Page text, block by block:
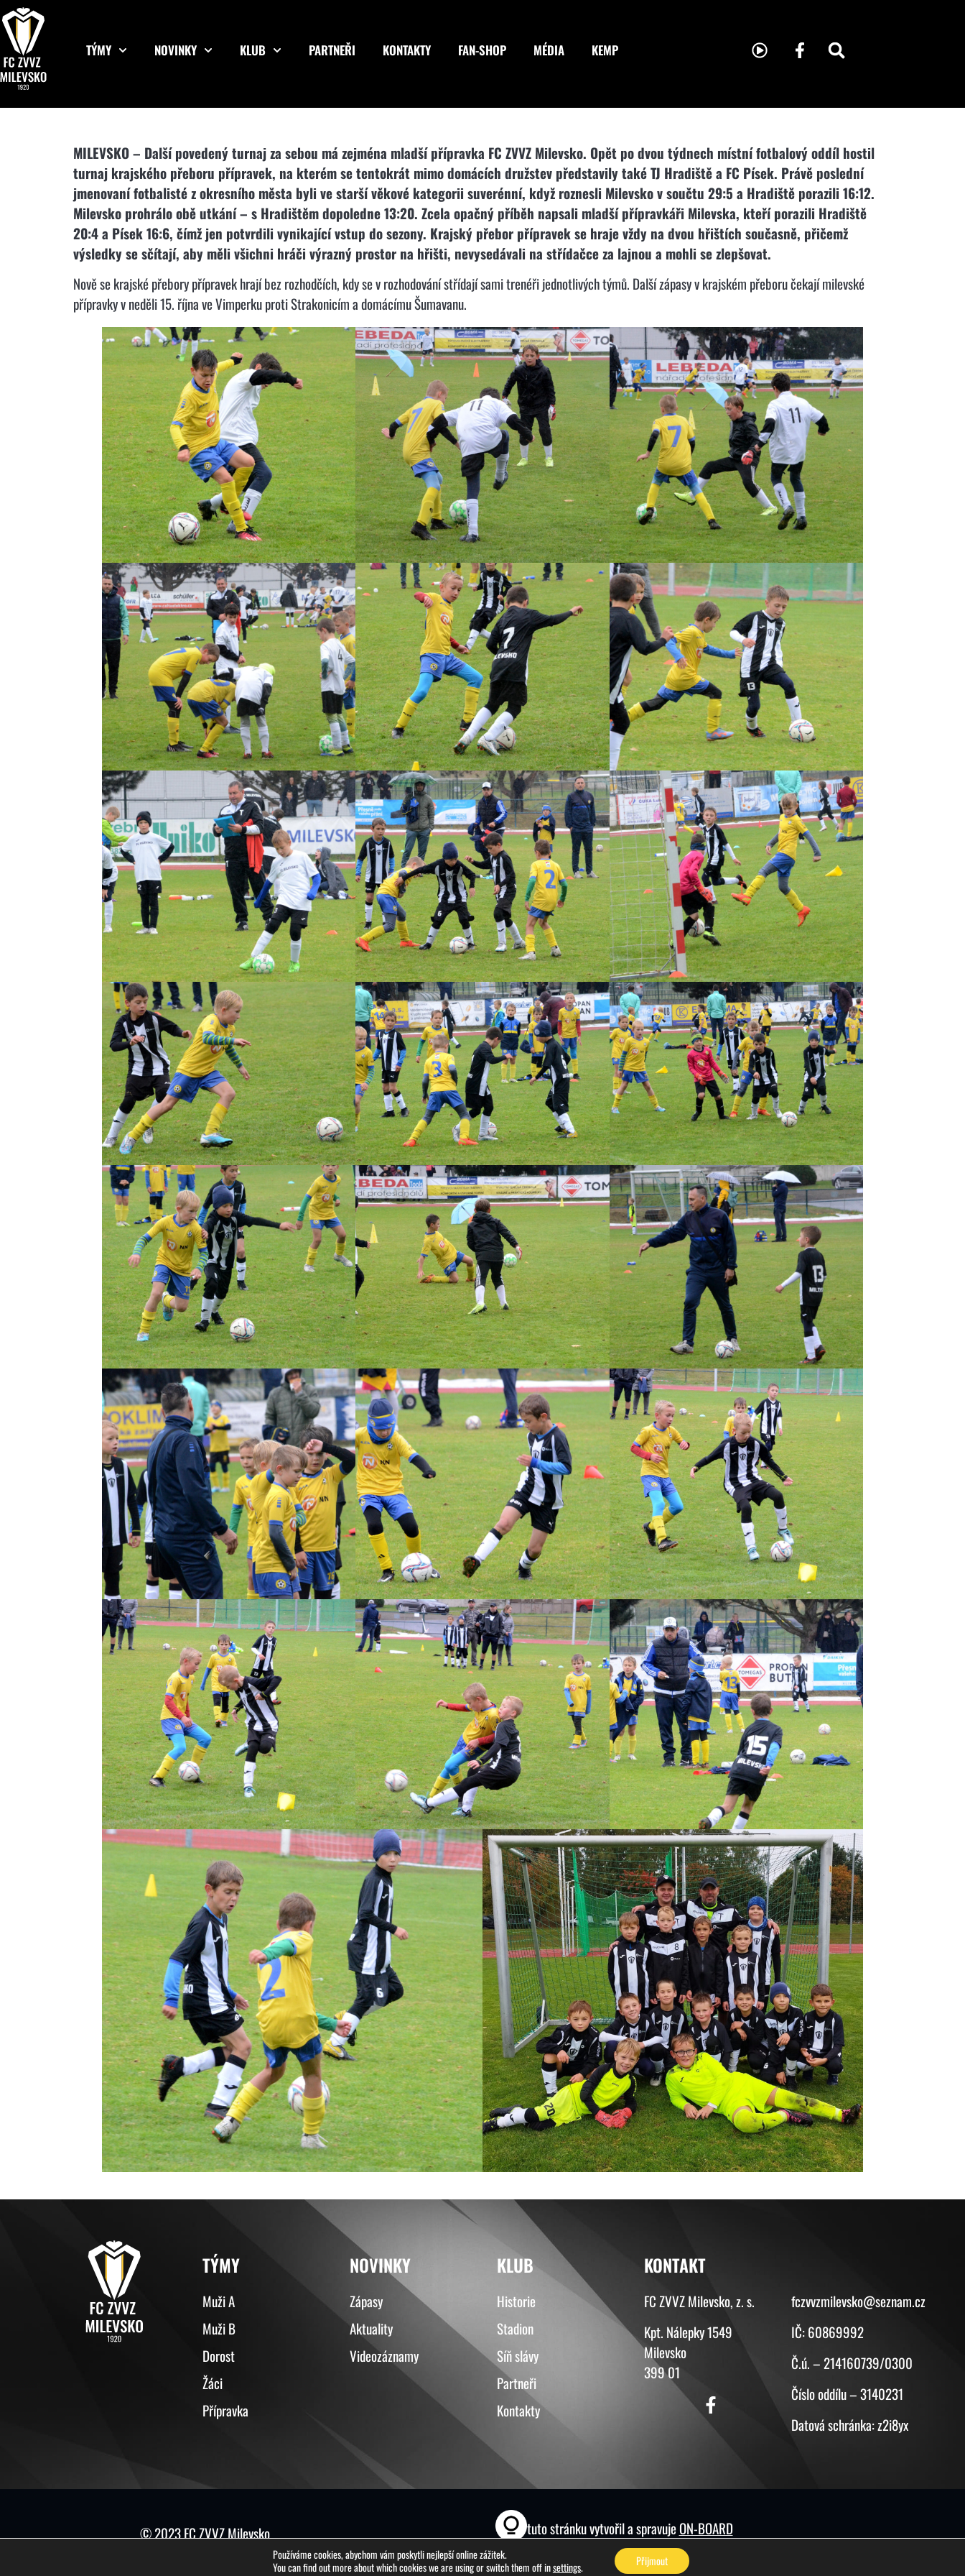
TÝMY NOVINKY KLUB PARTNEŘI KONTAKTY FAN-SHOP MÉDIA KEMP
MILEVSKO – Další povedený turnaj za sebou má zejména mladší přípravka FC ZVVZ Milevsko. Opět po dvou týdnech místní fotbalový oddíl hostil
turnaj krajského přeboru přípravek, na kterém se tentokrát mimo domácích družstev představily také TJ Hradiště a FC Písek. Právě poslední
jmenovaní fotbalisté z okresního města byli ve starší věkové kategorii suverénní, když roznesli Milevsko v součtu 29:5 a Hradiště porazili 16:12.
Milevsko prohrálo obě utkání – s Hradištěm dopoledne 13:20. Zcela opačný příběh napsali mladší přípravkáři Milevska, kteří porazili Hradiště
20:4 a Písek 16:6, čímž jen potvrdili vynikající vstup do sezony. Krajský přebor přípravek se hraje vždy na dvou hřištích současně, přičemž
výsledky se sčítají, aby měli všichni hráči výrazný prostor na hřišti, nevysedávali na střídačce za lajnou a mohli se zlepšovat.
Nově se krajské přebory přípravek hrají bez rozhodčích, kdy se v rozhodování střídají sami trenéři jednotlivých týmů. Další zápasy v krajském přeboru čekají milevské
přípravky v neděli 15. října ve Vimperku proti Strakonicím a domácímu Šumavanu.
TÝMY
Muži A
Muži B
Dorost
Žáci
Přípravka
NOVINKY
Zápasy
Aktuality
Videozáznamy
KLUB
Historie
Stadion
Síň slávy
Partneři
Kontakty
KONTAKT
FC ZVVZ Milevsko, z. s.
Kpt. Nálepky 1549
Milevsko
399 01
fczvvzmilevsko@seznam.cz
IČ: 60869992
Č.ú. – 214160739/0300
Číslo oddílu – 3140231
Datová schránka: z2i8yx
© 2023 FC ZVVZ Milevsko tuto stránku vytvořil a spravujeON-BOARD
Používáme cookies, abychom vám poskytli nejlepší online zážitek.
You can find out more about which cookies we are using or switch them off insettings. Přijmout